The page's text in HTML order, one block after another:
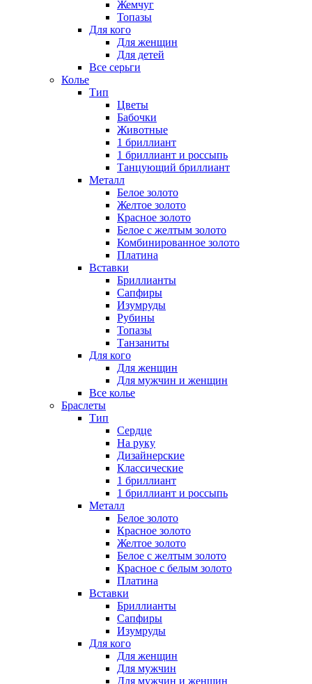
Жемчуг
Топазы
Для кого
Для женщин
Для детей
Все серьги
Колье
Тип
Цветы
Бабочки
Животные
1 бриллиант
1 бриллиант и россыпь
Танцующий бриллиант
Металл
Белое золото
Желтое золото
Красное золото
Белое с желтым золото
Комбинированное золото
Платина
Вставки
Бриллианты
Сапфиры
Изумруды
Рубины
Топазы
Танзаниты
Для кого
Для женщин
Для мужчин и женщин
Все колье
Браслеты
Тип
Сердце
На руку
Дизайнерские
Классические
1 бриллиант
1 бриллиант и россыпь
Металл
Белое золото
Красное золото
Желтое золото
Белое с желтым золото
Красное с белым золото
Платина
Вставки
Бриллианты
Сапфиры
Изумруды
Для кого
Для женщин
Для мужчин
Для мужчин и женщин